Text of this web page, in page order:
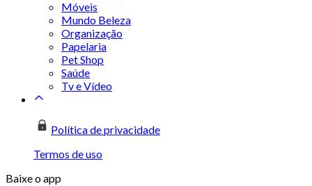
Móveis
Mundo Beleza
Organização
Papelaria
Pet Shop
Saúde
Tv e Vídeo
Política de privacidade
Termos de uso
Baixe o app